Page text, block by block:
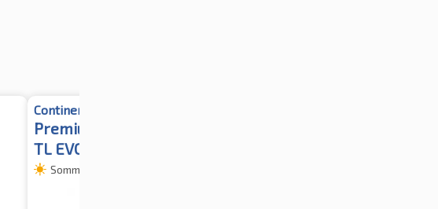
Continental
PremiumContact™ 6 * XL
TL EVC
Sommerreifen